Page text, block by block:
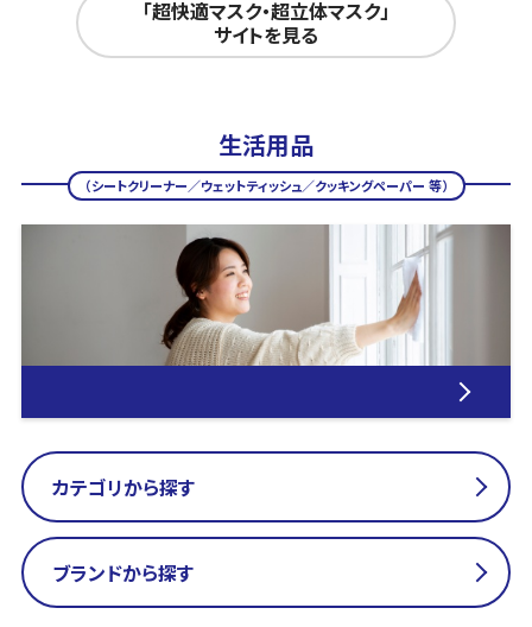
「超快適マスク・超立体マスク」
サイトを見る
生活用品
（シートクリーナー／ウェットティッシュ／クッキングペーパー 等）
カテゴリから探す
ブランドから探す